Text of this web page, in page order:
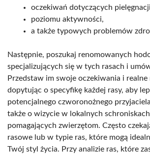
oczekiwań dotyczących
poziomu aktywności,
a także typowych problemów
Następnie, poszukaj renomowanych
specjalizujących się w tych rasach i
Przedstaw im swoje oczekiwania i
dopytując o specyfikę każdej rasy, aby
potencjalnego czworonożnego
także o wizycie w lokalnych
pomagających zwierzętom. Często
rasowe lub w typie ras, które mogą
Twój styl życia. Przy analizie ras, które